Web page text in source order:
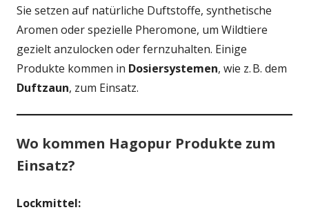
Sie setzen auf natürliche Duftstoffe, synthetische
Aromen oder spezielle Pheromone, um Wildtiere
gezielt anzulocken oder fernzuhalten. Einige
Produkte kommen in Dosiersystemen, wie z. B. dem
Duftzaun, zum Einsatz.
Wo kommen Hagopur Produkte zum
Einsatz?
Lockmittel: